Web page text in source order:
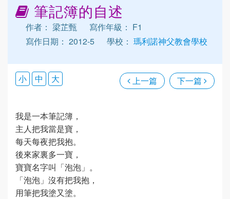
筆記簿的自述
作者： 梁芷甄
寫作年級： F1
寫作日期： 2012-5
學校： 瑪利諾神父教會學校
上一篇 下一篇
小 中 大
我是一本筆記簿，
主人把我當是寶，
每天每夜把我抱。
後來家裏多一寶，
寶寶名字叫「泡泡」。
「泡泡」沒有把我抱，
用筆把我塗又塗。